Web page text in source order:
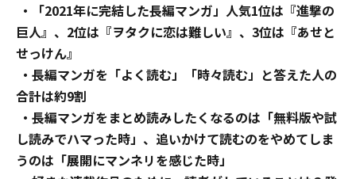
・「2021年に完結した長編マンガ」人気1位は『進撃の
巨人』、2位は『ヲタクに恋は難しい』、3位は『あせと
せっけん』
・長編マンガを「よく読む」「時々読む」と答えた人の
合計は約9割
・長編マンガをまとめ読みしたくなるのは「無料版や試
し読みでハマった時」、追いかけて読むのをやめてしま
うのは「展開にマンネリを感じた時」